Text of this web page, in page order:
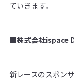
ていきます。
■株式会社ispace
新レースのスポン